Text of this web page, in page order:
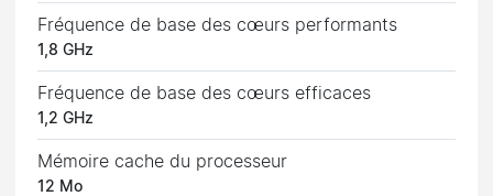
Fréquence de base des cœurs performants
1,8 GHz
Fréquence de base des cœurs efficaces
1,2 GHz
Mémoire cache du processeur
12 Mo